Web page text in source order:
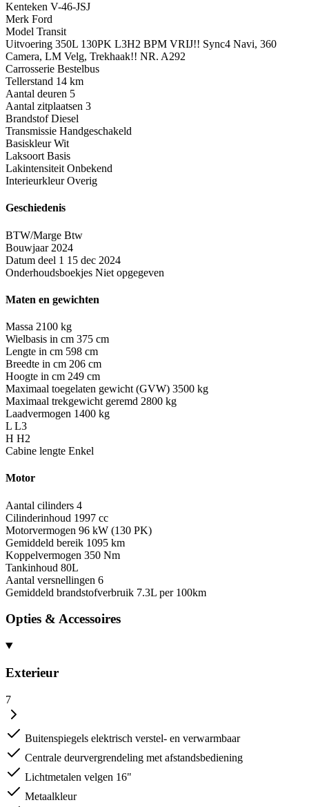
Kenteken V-46-JSJ
Merk Ford
Model Transit
Uitvoering 350L 130PK L3H2 BPM VRIJ!! Sync4 Navi, 360
Camera, LM Velg, Trekhaak!! NR. A292
Carrosserie Bestelbus
Tellerstand 14 km
Aantal deuren 5
Aantal zitplaatsen 3
Brandstof Diesel
Transmissie Handgeschakeld
Basiskleur Wit
Laksoort Basis
Lakintensiteit Onbekend
Interieurkleur Overig
Geschiedenis
BTW/Marge Btw
Bouwjaar 2024
Datum deel 1 15 dec 2024
Onderhoudsboekjes Niet opgegeven
Maten en gewichten
Massa 2100 kg
Wielbasis in cm 375 cm
Lengte in cm 598 cm
Breedte in cm 206 cm
Hoogte in cm 249 cm
Maximaal toegelaten gewicht (GVW) 3500 kg
Maximaal trekgewicht geremd 2800 kg
Laadvermogen 1400 kg
L L3
H H2
Cabine lengte Enkel
Motor
Aantal cilinders 4
Cilinderinhoud 1997 cc
Motorvermogen 96 kW (130 PK)
Gemiddeld bereik 1095 km
Koppelvermogen 350 Nm
Tankinhoud 80L
Aantal versnellingen 6
Gemiddeld brandstofverbruik 7.3L per 100km
Opties & Accessoires
Exterieur
7
Buitenspiegels elektrisch verstel- en verwarmbaar
Centrale deurvergrendeling met afstandsbediening
Lichtmetalen velgen 16"
Metaalkleur